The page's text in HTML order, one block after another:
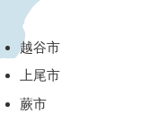
越谷市
上尾市
蕨市